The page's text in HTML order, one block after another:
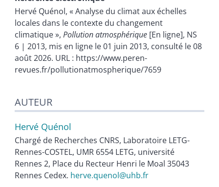
Hervé Quénol, « Analyse du climat aux échelles
locales dans le contexte du changement
climatique », Pollution atmosphérique [En ligne], NS
6 | 2013, mis en ligne le 01 juin 2013, consulté le 08
août 2026. URL : https://www.peren-
revues.fr/pollutionatmospherique/7659
AUTEUR
Hervé Quénol
Chargé de Recherches CNRS, Laboratoire LETG-
Rennes-COSTEL, UMR 6554 LETG, université
Rennes 2, Place du Recteur Henri le Moal 35043
Rennes Cedex. herve.quenol@uhb.fr